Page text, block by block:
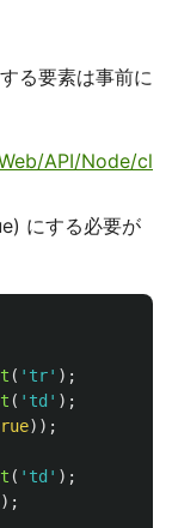
る要素は事前に
API/Node/cl
にする必要が
( ' tr' );
( ' td ' );
));
( ' td ' );